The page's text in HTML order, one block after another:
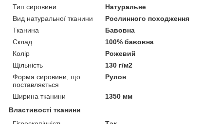
Тип сировини
Натуральне
Вид натуральної тканини
Рослинного походження
Тканина
Бавовна
Склад
100% бавовна
Колір
Рожевий
Щільність
130 г/м2
Форма сировини, що
поставляється
Рулон
Ширина тканини
1350 мм
Властивості тканини